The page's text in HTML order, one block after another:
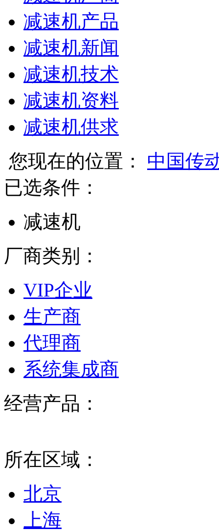
减速机产品
减速机新闻
减速机技术
减速机资料
减速机供求
您现在的位置：
中国传
已选条件：
减速机
厂商类别：
VIP企业
生产商
代理商
系统集成商
经营产品：
所在区域：
北京
上海